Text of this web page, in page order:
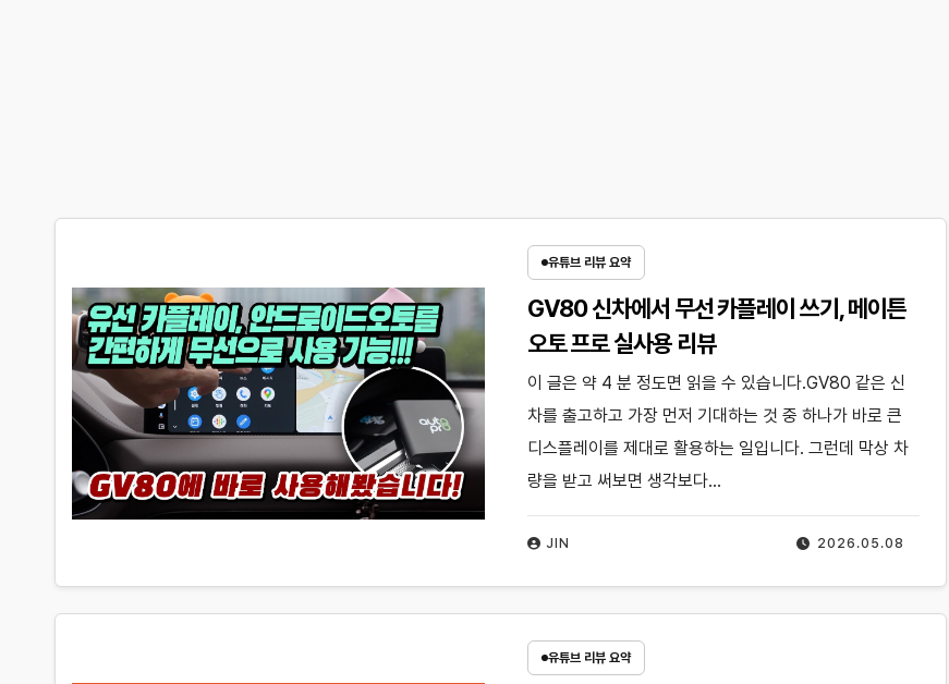
유튜브 리뷰 요약
GV80 신차에서 무선 카플레이 쓰기, 메이튼
오토 프로 실사용 리뷰
2026.05.08
JIN
이 글은 약 4 분 정도면 읽을 수 있습니다.GV80 같은 신
차를 출고하고 가장 먼저 기대하는 것 중 하나가 바로 큰
디스플레이를 제대로 활용하는 일입니다. 그런데 막상 차
량을 받고 써보면 생각보다…
유튜브 리뷰 요약